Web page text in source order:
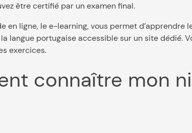
être certifié par un examen final.
en ligne, le e-learning, vous permet d’apprendre
la langue portugaise accessible sur un site dédié.
exercices.
connaître mon